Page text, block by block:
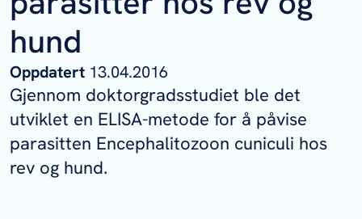
hund
Oppdatert 13.04.2016
Gjennom doktorgradsstudiet ble det
utviklet en ELISA-metode for å påvise
parasitten Encephalitozoon cuniculi hos
rev og hund.